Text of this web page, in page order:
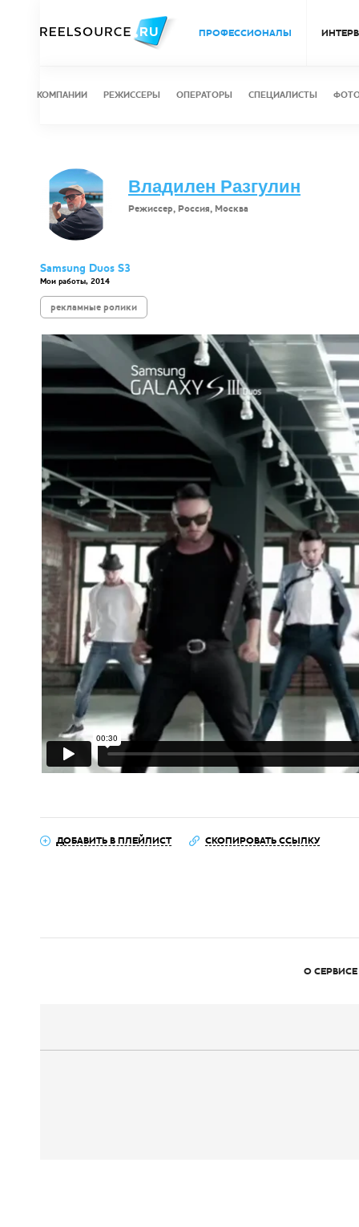
ПРОФЕССИОНАЛЫ
КОМПАНИИ РЕЖИССЕРЫ ОПЕРАТОРЫ СПЕЦИАЛИСТЫ
Владилен Разгулин
Режиссер, Россия, Москва
Samsung Duos S3
Мои работы, 2014
рекламные ролики
ДОБАВИТЬ В ПЛЕЙЛИСТ СКОПИРОВАТЬ ССЫЛКУ
О СЕРВИСЕ